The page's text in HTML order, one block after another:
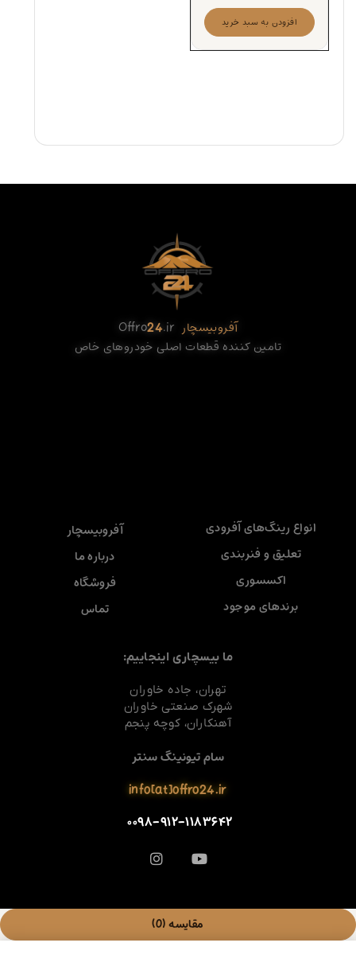
افزودن به سبد خرید
آفروبیسچار Offro24.ir
تامین کننده قطعات اصلی خودروهای خاص
انواع رینگ‌های آفرودی
تعلیق و فنربندی
اکسسوری
برندهای موجود
آفروبیسچار
درباره ما
فروشگاه
تماس
ما بیسچاری اینجاییم:
تهران، جاده خاوران
شهرک صنعتی خاوران
آهنکاران، کوچه پنجم
سام تیونینگ سنتر
info[at]offro24.ir
۰۰۹۸-۹۱۲-۱۱۸۳۶۴۲
مقایسه(0)